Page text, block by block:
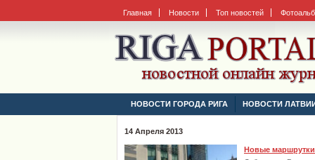
Главная Новости Топ новостей
НОВОСТИ ГОРОДА РИГА НОВОСТИ
14 Апреля 2013
Новые маршрутки